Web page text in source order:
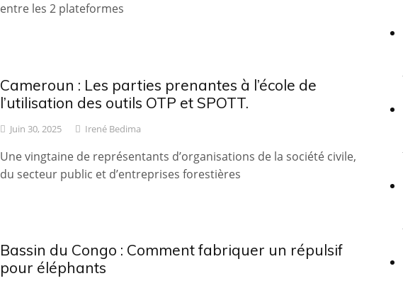
entre les 2 plateformes
Cameroun : Les parties prenantes à l’école de
l’utilisation des outils OTP et SPOTT.
Juin 30, 2025 Irené Bedima
Une vingtaine de représentants d’organisations de la société civile,
du secteur public et d’entreprises forestières
Bassin du Congo : Comment fabriquer un répulsif
pour éléphants